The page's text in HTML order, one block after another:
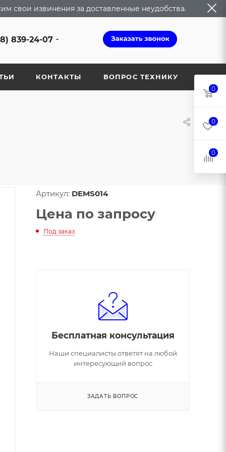
свои извинения за доставленные неудобства.
839-24-07
КОНТАКТЫ ВОПРОС ТЕХНИКУ
Артикул: DEMS014
Цена по запросу
Под заказ
Бесплатная консультация
Наши специалисты ответят на любой
интересующий вопрос
ЗАДАТЬ ВОПРОС
0
0
0